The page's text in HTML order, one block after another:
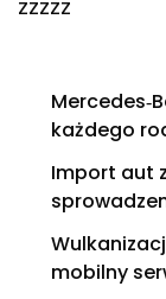
zzzzz
każdego
Import aut
mobilny